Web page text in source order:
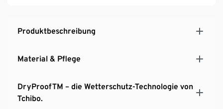
3 Taschen vorne
Skipasstasche am Unterarm
Ärmelsaum mit Klettverschluss zur
Leicht verlängerte Rückenpartie
Produktbeschreibung
Material & Pflege
DryProofTM – die Wetterschutz-Technologie von
Tchibo.